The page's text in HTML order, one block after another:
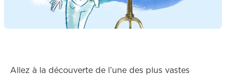
Allez à la découverte de l’une des plus vastes